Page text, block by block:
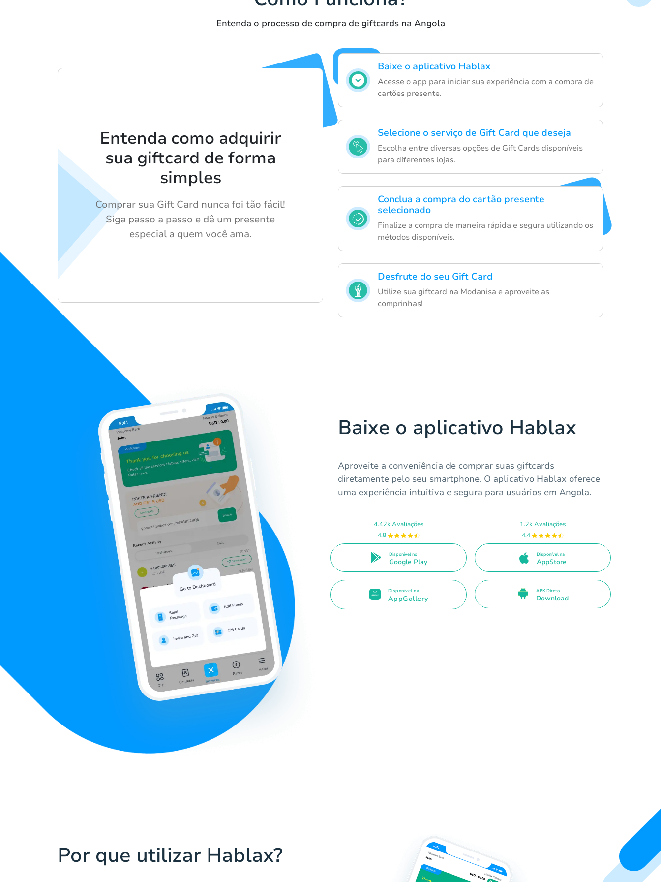
Entenda o processo de compra de giftcards na Angola
Baixe o aplicativo Hablax
Acesse o app para iniciar sua experiência com a compra de
cartões presente.
Selecione o serviço de Gift Card que deseja
Escolha entre diversas opções de Gift Cards disponíveis
para diferentes lojas.
Conclua a compra do cartão presente
selecionado
Finalize a compra de maneira rápida e segura utilizando os
métodos disponíveis.
Desfrute do seu Gift Card
Utilize sua giftcard na Modanisa e aproveite as
comprinhas!
Entenda como adquirir
sua giftcard de forma
simples
Comprar sua Gift Card nunca foi tão fácil!
Siga passo a passo e dê um presente
especial a quem você ama.
Baixe o aplicativo Hablax
Aproveite a conveniência de comprar suas giftcards
diretamente pelo seu smartphone. O aplicativo Hablax oferece
uma experiência intuitiva e segura para usuários em Angola.
4.42k Avaliações
4.8
Disponível no
Google Play
1.2k Avaliações
4.4
Disponível na
AppStore
Disponível na
AppGallery
APK Direto
Download
Por que utilizar Hablax?